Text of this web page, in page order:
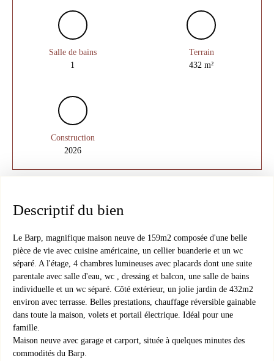
Salle de bains
1
Terrain
432m²
Construction
2026
Descriptif du bien
Le Barp, magnifique maison neuve de 159m2 composée d'une belle
pièce de vie avec cuisine américaine, un cellier buanderie et un wc
séparé. A l'étage, 4 chambres lumineuses avec placards dont une suite
parentale avec salle d'eau, wc , dressing et balcon, une salle de bains
individuelle et un wc séparé. Côté extérieur, un jolie jardin de 432m2
environ avec terrasse. Belles prestations, chauffage réversible gainable
dans toute la maison, volets et portail électrique. Idéal pour une
famille.
Maison neuve avec garage et carport, située à quelques minutes des
commodités du Barp.